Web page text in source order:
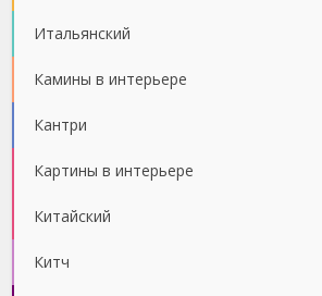
Итальянский
Камины в интерьере
Кантри
Картины в интерьере
Китайский
Китч